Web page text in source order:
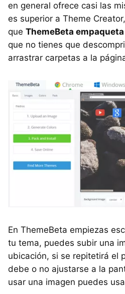
en general ofrece casi las
es superior a Theme
que ThemeBeta
que no tienes que
arrastrar carpetas a la
En ThemeBeta empiezas
tu tema, puedes subir una
ubicación, si se repitetirá el
debe o no ajustarse a la
usar una imagen puedes